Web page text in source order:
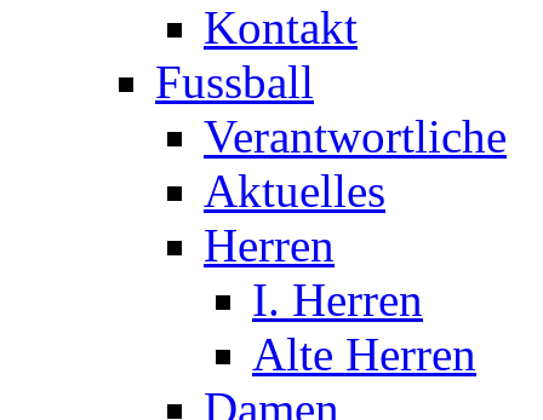
Kontakt
Fussball
Verantwortliche
Aktuelles
Herren
I. Herren
Alte Herren
Damen